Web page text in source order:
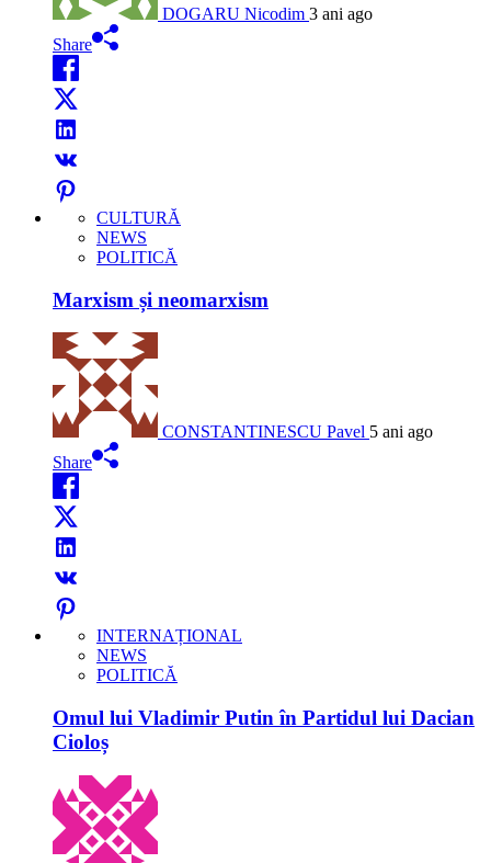
DOGARU Nicodim 3 ani ago
Share
CULTURĂ
NEWS
POLITICĂ
Marxism și neomarxism
CONSTANTINESCU Pavel 5 ani ago
Share
INTERNAȚIONAL
NEWS
POLITICĂ
Omul lui Vladimir Putin în Partidul lui Dacian
Cioloș